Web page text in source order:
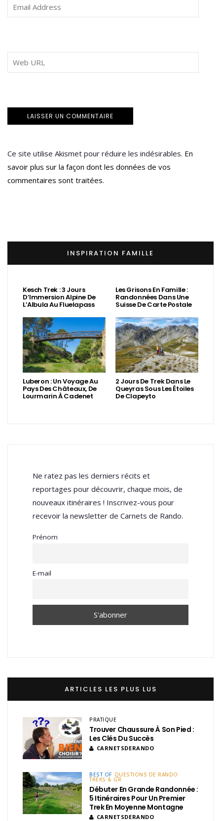
Ce site utilise Akismet pour réduire les indésirables. En
savoir plus sur la façon dont les données de vos
commentaires sont traitées.
INSPIRATION FAMILLE
Kesch Trek : 3 Jours
D’Immersion Alpine De
L’Albula Au Fluelapass
Les Grisons En Famille :
Randonnées Dans Une
Suisse De Carte Postale
Luberon : Un Voyage Au
Pays Des Châteaux, De
Lourmarin À Cadenet
2 Jours De Trek Dans Le
Queyras Sous Les Étoiles
De Clapeyto
Ne ratez pas les derniers récits et
reportages pour découvrir, chaque mois, de
nouveaux itinéraires ! Inscrivez-vous pour
recevoir la newsletter de Carnets de Rando.
Prénom
E-mail
ARTICLES LES PLUS LUS
PRATIQUE
Trouver Chaussure À Son Pied :
Les Clés Du Succès
CARNETSDERANDO
BEST OF QUESTIONS DE RANDO
TREKS & GR
Débuter En Grande Randonnée :
5 Itinéraires Pour Un Premier
Trek En Moyenne Montagne
CARNETSDERANDO